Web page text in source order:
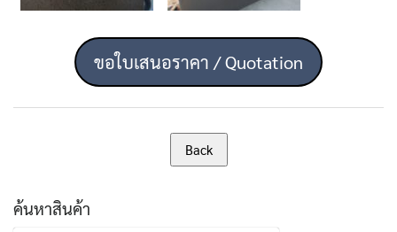
ขอใบเสนอราคา / Quotation
ค้นหาสินค้า